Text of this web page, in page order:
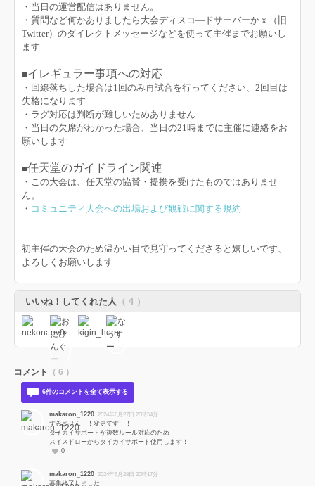
・当日の運営配信はありません。
・質問など何かありましたら大会ディスコ―ドサーバーかｘ（旧
Twitter）のダイレクトメッセージなどを使って主催までお願いし
ます
■イレギュラー事項への対応
・回線落ちした場合は1回のみ再試合を行ってください、2回目は
失格になります
・ラグ対応は判断が難しいためありません
・当日の欠席がわかった場合、当日の21時までに主催に連絡をお
願いします
■任天堂のガイドライン関連
・この大会は、任天堂の協賛・提携を受けたものではありませ
ん。
・ コミュニティ大会への出場および観戦に関する規約
初主催の大会のため温かい目で見守ってくださると嬉しいです、
よろしくお願いします
いいね！してくれた人 （ 4 ）
コメント （ 6 ）
6件のコメントを全て表示する
makaron_1220 2024年6月27日 20時54分
すみません！！変更です！！
タイカイサポートが複数ルール対応のため
スイスドローからタイカイサポート使用します！
0
makaron_1220 2024年6月28日 20時17分
募集終了しました！